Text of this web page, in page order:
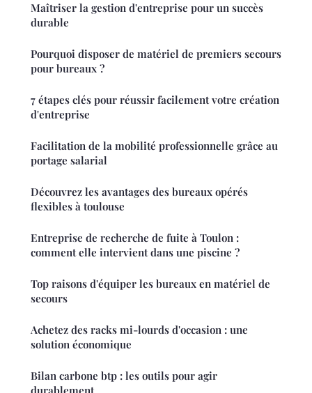
Maîtriser la gestion d'entreprise pour un succès
durable
Pourquoi disposer de matériel de premiers secours
pour bureaux ?
7 étapes clés pour réussir facilement votre création
d'entreprise
Facilitation de la mobilité professionnelle grâce au
portage salarial
Découvrez les avantages des bureaux opérés
flexibles à toulouse
Entreprise de recherche de fuite à Toulon :
comment elle intervient dans une piscine ?
Top raisons d'équiper les bureaux en matériel de
secours
Achetez des racks mi-lourds d'occasion : une
solution économique
Bilan carbone btp : les outils pour agir